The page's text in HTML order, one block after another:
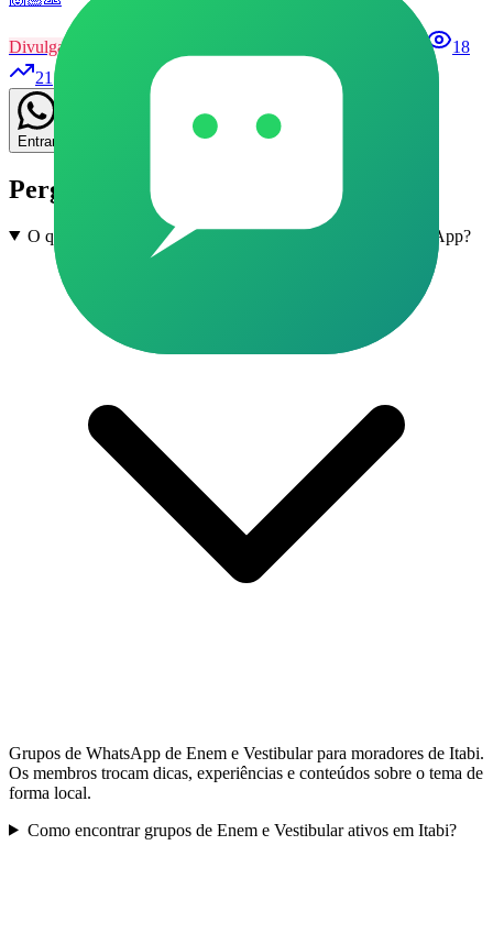
Divulgação
18
21
Entrar
Perguntas frequentes
O que são grupos de Enem e Vestibular em Itabi no WhatsApp?
Grupos de WhatsApp de Enem e Vestibular para moradores de Itabi.
Os membros trocam dicas, experiências e conteúdos sobre o tema de
forma local.
Como encontrar grupos de Enem e Vestibular ativos em Itabi?